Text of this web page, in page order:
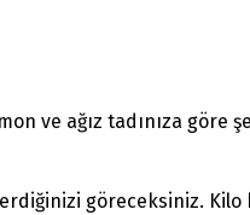
ve ağız tadınıza
göreceksiniz.